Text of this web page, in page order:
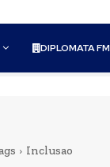
DIPLOMATA FM
Inclusao